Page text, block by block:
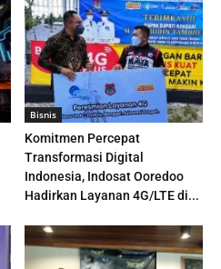
Bisnis
Komitmen Percepat
Transformasi Digital
Indonesia, Indosat Ooredoo
Hadirkan Layanan 4G/LTE di...